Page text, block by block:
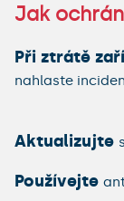
Jak
Při ztrátě
nahlaste
Aktualizujte
Používejte